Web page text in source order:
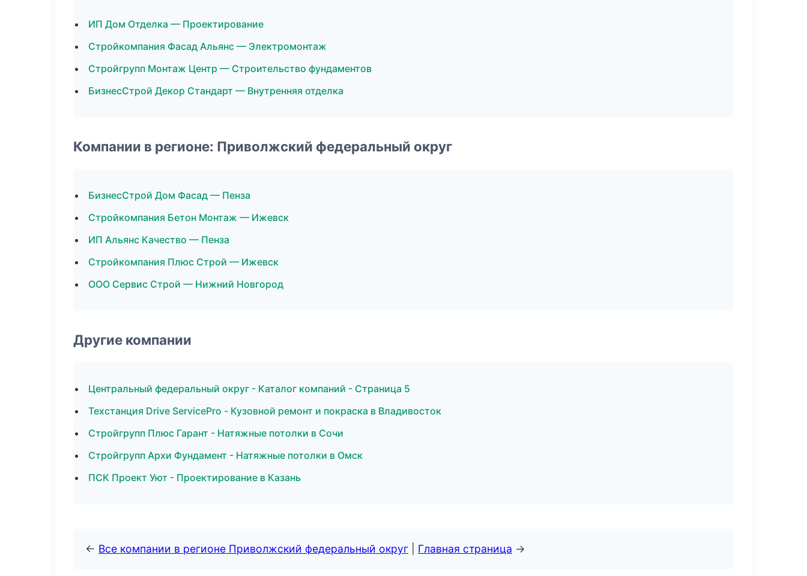
ИП Дом Отделка — Проектирование
Стройкомпания Фасад Альянс — Электромонтаж
Стройгрупп Монтаж Центр — Строительство фундаментов
БизнесСтрой Декор Стандарт — Внутренняя отделка
Компании в регионе: Приволжский федеральный округ
БизнесСтрой Дом Фасад — Пенза
Стройкомпания Бетон Монтаж — Ижевск
ИП Альянс Качество — Пенза
Стройкомпания Плюс Строй — Ижевск
ООО Сервис Строй — Нижний Новгород
Другие компании
Центральный федеральный округ - Каталог компаний - Страница 5
Техстанция Drive ServicePro - Кузовной ремонт и покраска в Владивосток
Стройгрупп Плюс Гарант - Натяжные потолки в Сочи
Стройгрупп Архи Фундамент - Натяжные потолки в Омск
ПСК Проект Уют - Проектирование в Казань
← Все компании в регионе Приволжский федеральный округ Главная страница →